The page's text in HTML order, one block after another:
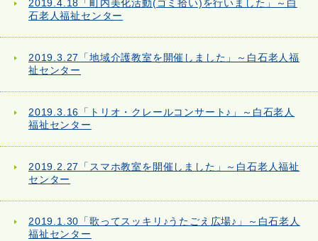
2019.4.18「町内美化活動(ゴミ拾い)を行いました」～白
石老人福祉センター
2019.3.27「地域介護教室を開催しました」～白石老人福
祉センター
2019.3.16「トリオ・クレールコンサート♪」～白石老人
福祉センター
2019.2.27「スマホ教室を開催しました」～白石老人福祉
センター
2019.1.30「歌ってスッキリ♪うたごえ広場♪」～白石老人
福祉センター